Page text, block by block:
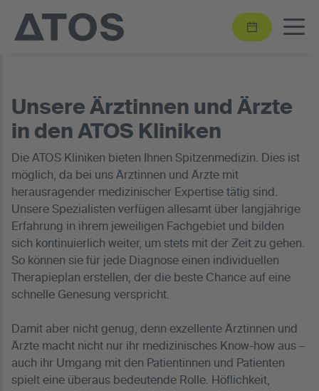
Unsere Ärztinnen und Ärzte
in den ATOS Kliniken
Die ATOS Kliniken bieten Ihnen Spitzenmedizin. Dies ist
möglich, da bei uns Ärztinnen und Ärzte mit
herausragender medizinischer Expertise tätig sind.
Unsere Spezialisten verfügen allesamt über langjährige
Erfahrung in ihrem jeweiligen Fachgebiet und bilden
sich kontinuierlich weiter, um stets mit der Zeit zu gehen.
So können sie für jede Diagnose einen individuellen
Therapieplan erstellen, der die beste Chance auf eine
schnelle Genesung verspricht.
Damit aber nicht genug, denn exzellente Ärztinnen und
Ärzte macht nicht nur ihr medizinisches Know-how aus –
auch ihr Umgang mit den Patientinnen und Patienten
spielt eine überaus bedeutende Rolle. Höflichkeit,